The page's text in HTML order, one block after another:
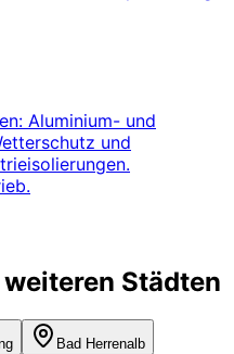
Aluminium- und
und
Städten
Bad Herrenalb